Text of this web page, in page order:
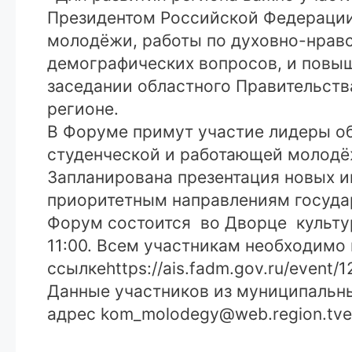
Президентом Российской
молодёжи, работы по духовно-
демографических вопросов, и
заседании областного
регионе.
В Форуме примут участие лидеры
студенческой и работающей
Запланирована презентация новых
приоритетным направлениям
Форум состоится во Дворце
11:00. Всем участникам
ссылкеhttps://ais.fadm.gov.ru/event/
Данные участников из
адрес